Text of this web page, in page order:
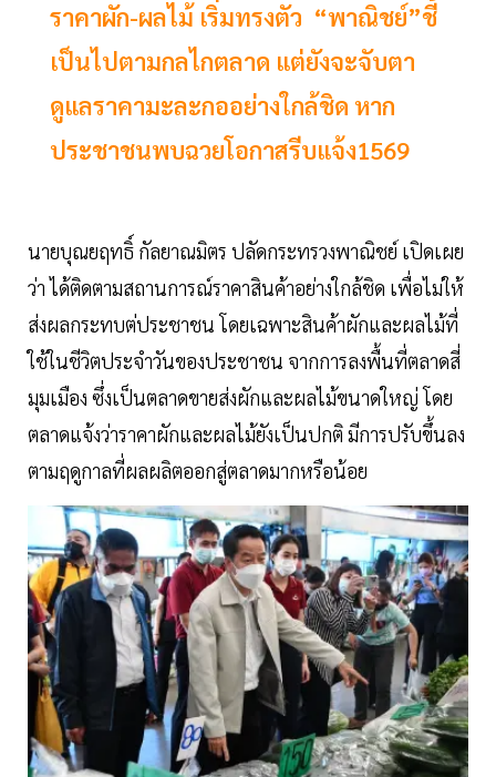
ราคาผัก-ผลไม้ เริ่มทรงตัว “พาณิชย์”ชี้
เป็นไปตามกลไกตลาด แต่ยังจะจับตา
ดูแลราคามะละกออย่างใกล้ชิด หาก
ประชาชนพบฉวยโอกาสรีบแจ้ง1569
นายบุณยฤทธิ์ กัลยาณมิตร ปลัดกระทรวงพาณิชย์ เปิดเผย
ว่า ได้ติดตามสถานการณ์ราคาสินค้าอย่างใกล้ชิด เพื่อไม่ให้
ส่งผลกระทบต่ประชาชน โดยเฉพาะสินค้าผักและผลไม้ที่
ใช้ในชีวิตประจำวันของประชาชน จากการลงพื้นที่ตลาดสี่
มุมเมือง ซึ่งเป็นตลาดขายส่งผักและผลไม้ขนาดใหญ่ โดย
ตลาดแจ้งว่าราคาผักและผลไม้ยังเป็นปกติ มีการปรับขึ้นลง
ตามฤดูกาลที่ผลผลิตออกสู่ตลาดมากหรือน้อย